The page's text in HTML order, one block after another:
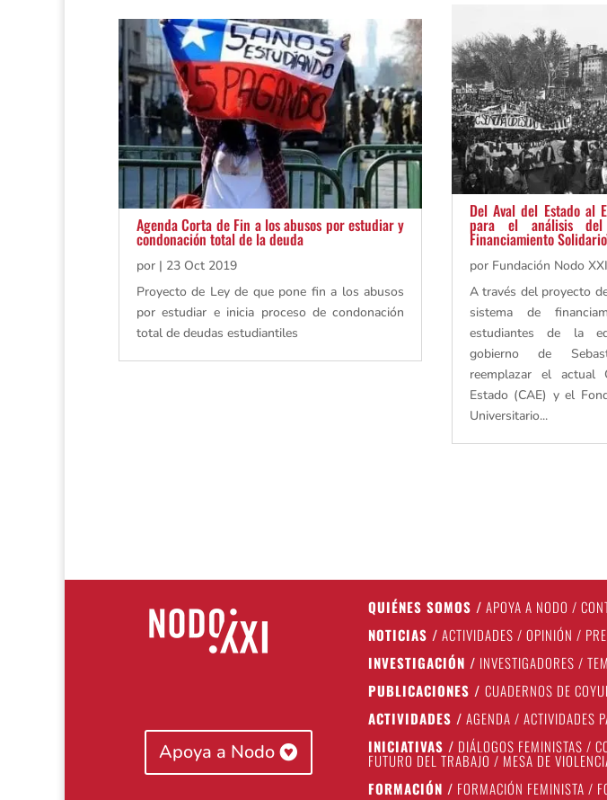
Agenda Corta de Fin a los abusos por estudiar y
condonación total de la deuda
por | 23 Oct 2019
Proyecto de Ley de que pone fin a los abusos
por estudiar e inicia proceso de condonación
total de deudas estudiantiles
Del Aval del Estado al
para el análisis del
Financiamiento
por Fundación Nodo XXI
A través del proyecto
sistema de
estudiantes de la
gobierno de
reemplazar el
Estado (CAE) y el
Universitario...
Apoya a Nodo
QUIÉNES SOMOS / APOYA A NODO /
NOTICIAS / ACTIVIDADES /OPINIÓN /
INVESTIGACIÓN / INVESTIGADORES /
PUBLICACIONES /CUADERNOS DE
ACTIVIDADES / AGENDA /ACTIVIDADES
INICIATIVAS / DIÁLOGOS FEMINISTAS /
FUTURO DEL TRABAJO / MESA DE
FORMACIÓN / FORMACIÓN FEMINISTA /